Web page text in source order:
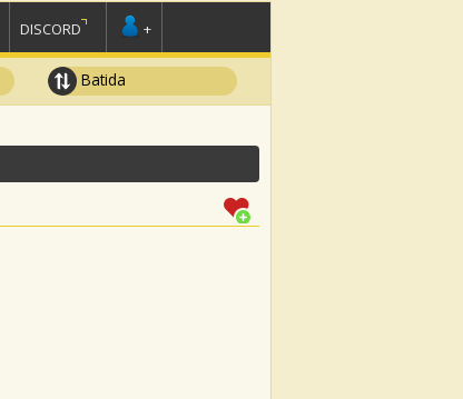
DISCORD +
Batida